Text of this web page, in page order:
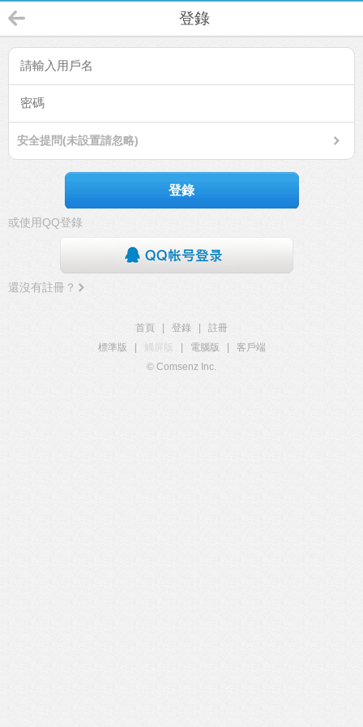
登錄
安全提問(未設置請忽略)
登錄
或使用QQ登錄
還沒有註冊？
首頁 登錄
註冊
標準版
觸屏版 電腦版
客戶端
© Comsenz Inc.